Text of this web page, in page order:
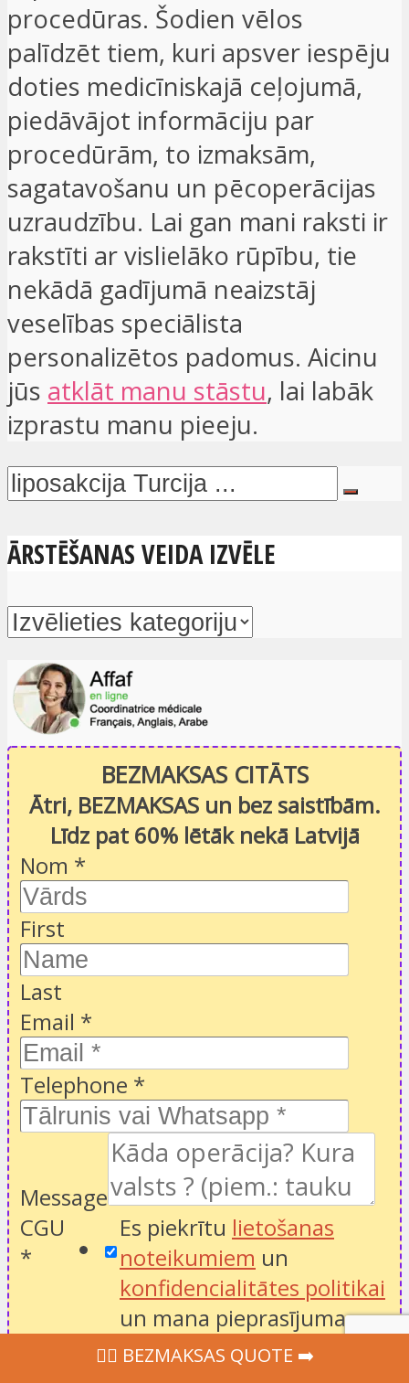
procedūras. Šodien vēlos
palīdzēt tiem, kuri apsver iespēju
doties medicīniskajā ceļojumā,
piedāvājot informāciju par
procedūrām, to izmaksām,
sagatavošanu un pēcoperācijas
uzraudzību. Lai gan mani raksti ir
rakstīti ar vislielāko rūpību, tie
nekādā gadījumā neaizstāj
veselības speciālista
personalizētos padomus. Aicinu
jūs atklāt manu stāstu, lai labāk
izprastu manu pieeju.
ĀRSTĒŠANAS VEIDA IZVĒLE
BEZMAKSAS CITĀTS
Ātri, BEZMAKSAS un bez saistībām.
Līdz pat 60% lētāk nekā Latvijā
Nom *
First
Last
Email *
Telephone *
Message
CGU
*
Es piekrītu lietošanas
noteikumiem un
konfidencialitātes politikai
un mana pieprasījuma
nosūtīšanu veselības
‍👩‍⚕ BEZMAKSAS QUOTE ➡️